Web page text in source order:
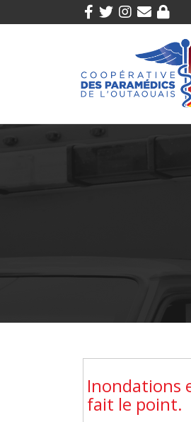
Inondations
fait le point.